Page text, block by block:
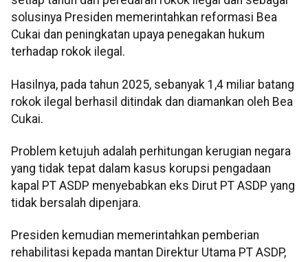
solusinya Presiden memerintahkan reformasi Bea
Cukai dan peningkatan upaya penegakan hukum
terhadap rokok ilegal.
Hasilnya, pada tahun 2025, sebanyak 1,4 miliar batang
rokok ilegal berhasil ditindak dan diamankan oleh Bea
Cukai.
Problem ketujuh adalah perhitungan kerugian negara
yang tidak tepat dalam kasus korupsi pengadaan
kapal PT ASDP menyebabkan eks Dirut PT ASDP yang
tidak bersalah dipenjara.
Presiden kemudian memerintahkan pemberian
rehabilitasi kepada mantan Direktur Utama PT ASDP,